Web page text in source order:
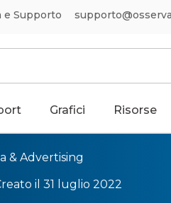
e Supporto
Grafici Risorse
& Advertising
il 31 luglio 2022